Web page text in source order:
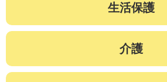
生活保護
介護